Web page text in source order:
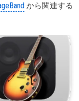
から関連する